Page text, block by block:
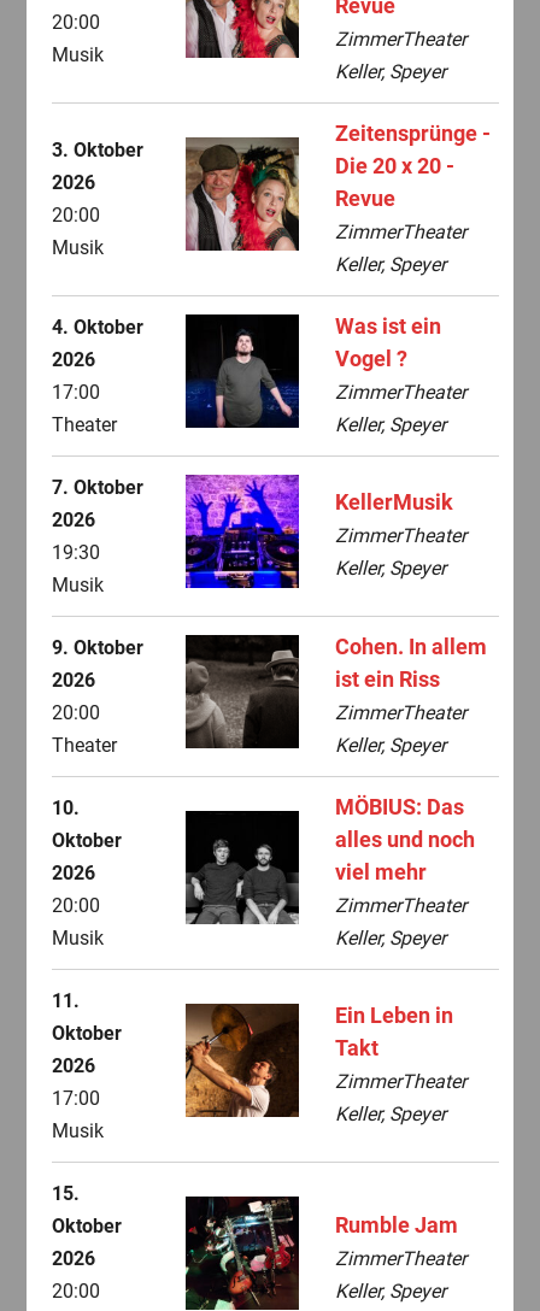
20:00
Musik
Revue
ZimmerTheater
Keller, Speyer
3. Oktober
2026
20:00
Musik
Zeitensprünge -
Die 20 x 20 -
Revue
ZimmerTheater
Keller, Speyer
4. Oktober
2026
17:00
Theater
Was ist ein
Vogel ?
ZimmerTheater
Keller, Speyer
7. Oktober
2026
19:30
Musik
KellerMusik
ZimmerTheater
Keller, Speyer
9. Oktober
2026
20:00
Theater
Cohen. In allem
ist ein Riss
ZimmerTheater
Keller, Speyer
10.
Oktober
2026
20:00
Musik
MÖBIUS: Das
alles und noch
viel mehr
ZimmerTheater
Keller, Speyer
11.
Oktober
2026
17:00
Musik
Ein Leben in
Takt
ZimmerTheater
Keller, Speyer
15.
Oktober
2026
20:00
Rumble Jam
ZimmerTheater
Keller, Speyer